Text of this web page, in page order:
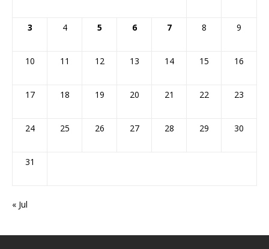
3 4 5 6 7 8 9
10 11 12 13 14 15 16
17 18 19 20 21 22 23
24 25 26 27 28 29 30
31
« Jul